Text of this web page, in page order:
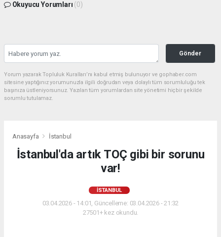
Okuyucu Yorumları (0)
Gönder
Yorum yazarak Topluluk Kuralları’nı kabul etmiş bulunuyor ve gophaber.com
sitesine yaptığınız yorumunuzla ilgili doğrudan veya dolaylı tüm sorumluluğu tek
başınıza üstleniyorsunuz. Yazılan tüm yorumlardan site yönetimi hiçbir şekilde
sorumlu tutulamaz.
Anasayfa İstanbul
İstanbul'da artık TOÇ gibi bir sorunu
var!
İSTANBUL
03.04.2026 - 14:01, Güncelleme: 03.04.2026 - 21:32
27501+ kez okundu.